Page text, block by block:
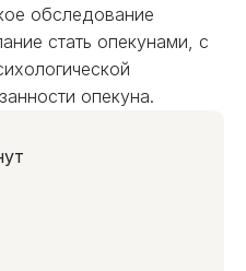
обследование
стать опекунами, с
опекуна.